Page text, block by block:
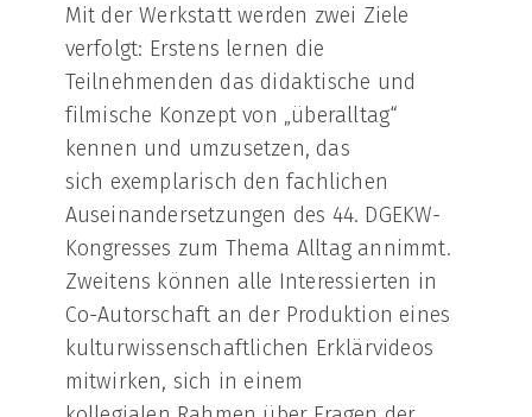
Mit der Werkstatt werden zwei Ziele
verfolgt: Erstens lernen die
Teilnehmenden das didaktische und
filmische Konzept von „überalltag“
kennen und umzusetzen, das
sich exemplarisch den fachlichen
Auseinandersetzungen des 44. DGEKW-
Kongresses zum Thema Alltag annimmt.
Zweitens können alle Interessierten in
Co-Autorschaft an der Produktion eines
kulturwissenschaftlichen Erklärvideos
mitwirken, sich in einem